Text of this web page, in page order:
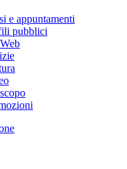
e appuntamenti
pubblici